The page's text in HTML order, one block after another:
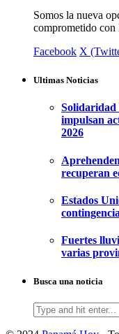
Somos la nueva
comprometido con
Facebook X
Ultimas Noticias
Solidaridad
impulsan
2026
recuperan
Estados
Fuertes
varias
Busca una noticia
Search
for: